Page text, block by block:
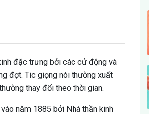
đặc trưng bởi các cử động và
đợt. Tic giọng nói thường xuất
thay đổi theo thời gian.
năm 1885 bởi Nhà thần kinh